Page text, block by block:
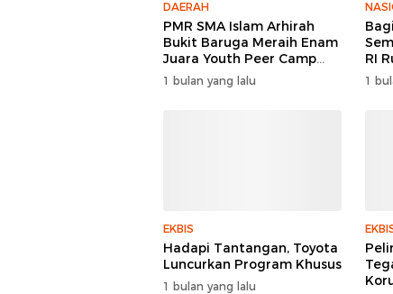
DAERAH
PMR SMA Islam Arhirah
Bukit Baruga Meraih Enam
Juara Youth Peer Camp
2026
1 bulan yang lalu
RI
1
EKBIS
Hadapi Tantangan, Toyota
Luncurkan Program Khusus
1 bulan yang lalu